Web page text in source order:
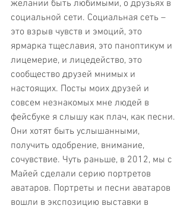
желании быть любимыми, о друзьях в
социальной сети. Социальная сеть –
это взрыв чувств и эмоций, это
ярмарка тщеславия, это паноптикум и
лицемерие, и лицедейство, это
сообщество друзей мнимых и
настоящих. Посты моих друзей и
совсем незнакомых мне людей в
фейсбуке я слышу как плач, как песни.
Они хотят быть услышанными,
получить одобрение, внимание,
сочувствие. Чуть раньше, в 2012, мы с
Майей сделали серию портретов
аватаров. Портреты и песни аватаров
вошли в экспозицию выставки в